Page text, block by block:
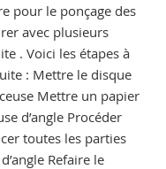
pour le ponçage des
avec plusieurs
. Voici les étapes à
: Mettre le disque
Mettre un papier
d’angle Procéder
toutes les parties
Refaire le